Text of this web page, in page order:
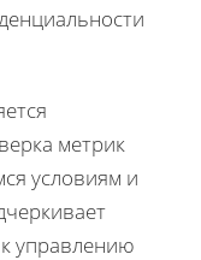
метрик
условиям и
управлению